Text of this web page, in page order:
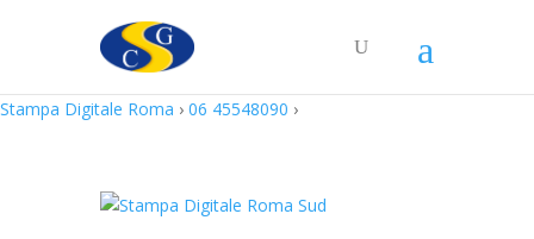
Stampa Digitale Roma › 06 45548090 ›